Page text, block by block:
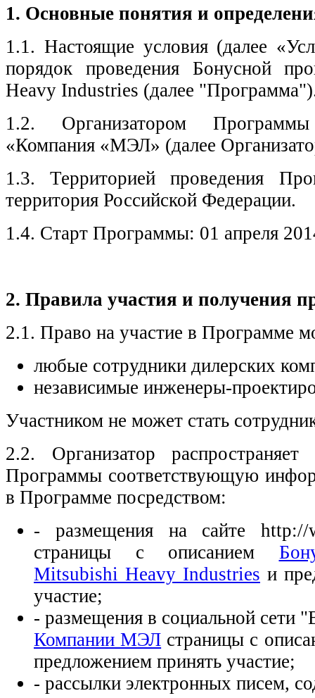
1. Основные понятия и
1.1. Настоящие условия (далее
порядок проведения Бонусной
Heavy Industries (далее
1.2. Организатором
«Компания «МЭЛ» (далее
1.3. Территорией проведения
территория Российской Федерации.
1.4. Старт Программы: 01 апреля
2. Правила участия и получения
2.1. Право на участие в Программе
любые сотрудники дилерских
независимые инженеры-
Участником не может стать
2.2. Организатор
Программы соответствующую
в Программе посредством:
- размещения на сайте http://
страницы с описанием
Mitsubishi Heavy Industries и
участие;
- размещения в социальной сети
Компании МЭЛ страницы с
предложением принять участие;
- рассылки электронных писем,